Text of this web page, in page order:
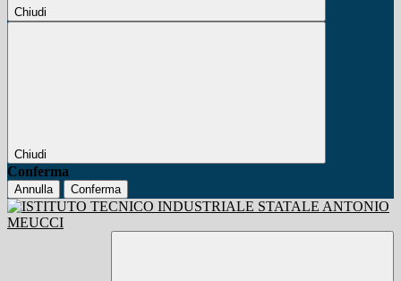
Chiudi
Chiudi
Conferma
Annulla Conferma